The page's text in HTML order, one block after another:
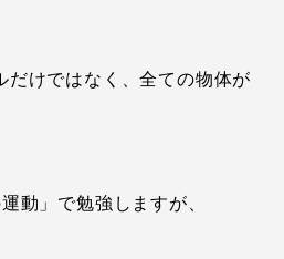
だけではなく、全ての物体が
動」で勉強しますが、